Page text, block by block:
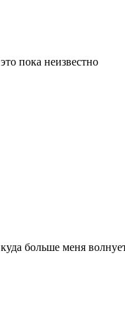
это пока неизвестно
куда больше меня